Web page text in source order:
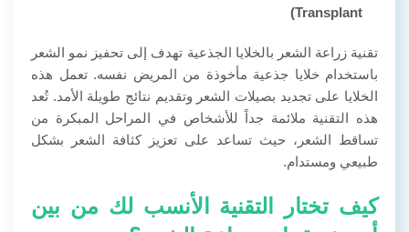
Transplant)
تقنية زراعة الشعر بالخلايا الجذعية تهدف إلى تحفيز نمو الشعر
باستخدام خلايا جذعية مأخوذة من المريض نفسه. تعمل هذه
الخلايا على تجديد بصيلات الشعر وتقديم نتائج طويلة الأمد. تُعد
هذه التقنية ملائمة جداً للأشخاص في المراحل المبكرة من
تساقط الشعر، حيث تساعد على تعزيز كثافة الشعر بشكل
طبيعي ومستدام.
كيف تختار التقنية الأنسب لك من بين